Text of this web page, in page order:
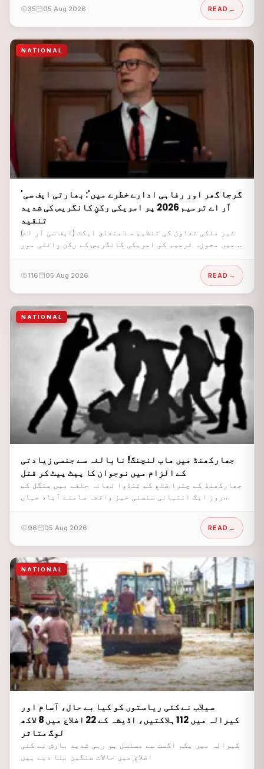
35 05 Aug 2026 READ
NATIONAL
'گرجا گھر اور رفاہی ادارے خطرے میں': بھارتی ایف سی
آر اے ترمیم 2026 پر امریکی رکنِ کانگریس کی شدید
تنقید
غیر ملکی تعاون کی تنظیم سے متعلق ایکٹ (ایف سی آر اے)
میں مجوزہ ترمیم کو امریکی کانگریس کے رکن رائلی مور
116 05 Aug 2026 READ
NATIONAL
جھارکھنڈ میں ماب لنچنگ! نابالغہ سے جنسی زیادتی
کے الزام میں نوجوان کا پیٹ پیٹ کر قتل
جھارکھنڈ کے چترا ضلع کے ٹنڈوا تھانہ حلقے میں منگل کے
روز ایک انتہائی سنسنی خیز واقعہ سامنے آیا، جہاں
پٹائی کر دی۔ بعد ازاں شدید طور پر زخمی نوجوان کی علاج
کے دوران موت ہو گئی۔
96 05 Aug 2026 READ
NATIONAL
سیلاب نے کئی ریاستوں کو کیا بے حال، آسام اور
کیرالہ میں 112 ہلاکتیں، اڈیشہ کے 22 اضلاع میں 8 لاکھ
لوگ متاثر
کیرالہ میں یکم اگست سے مسلسل ہو رہی شدید بارش نے کئی
اضلاع میں حالات سنگین بنا دیے ہیں